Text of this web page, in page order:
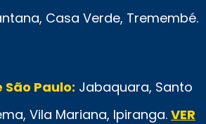
Casa Verde, Tremembé.
São Paulo: Jabaquara, Santo
Vila Mariana, Ipiranga. VER